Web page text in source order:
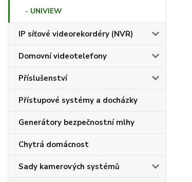
- UNIVIEW
IP síťové videorekordéry (NVR)
Domovní videotelefony
Příslušenství
Přístupové systémy a docházky
Generátory bezpečnostní mlhy
Chytrá domácnost
Sady kamerových systémů